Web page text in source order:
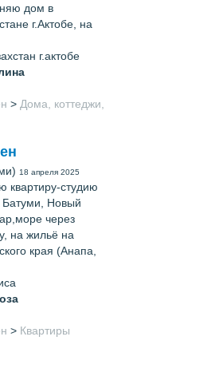
дом в
г.Актобе, на
г.актобе
> Дома, коттеджи,
18 апреля 2025
квартиру-студию
Батуми, Новый
через
на жильё на
края (Анапа,
> Квартиры